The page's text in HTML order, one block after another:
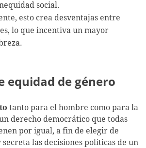
social.
esto crea desventajas entre
lo que incentiva un mayor
equidad de género
tanto para el hombre como para la
derecho democrático que todas
por igual, a fin de elegir de
las decisiones políticas de un